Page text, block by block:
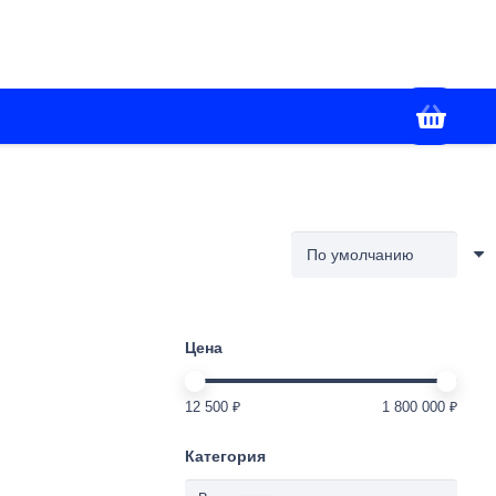
Цена
12 500 ₽ 1 800 000 ₽
Категория